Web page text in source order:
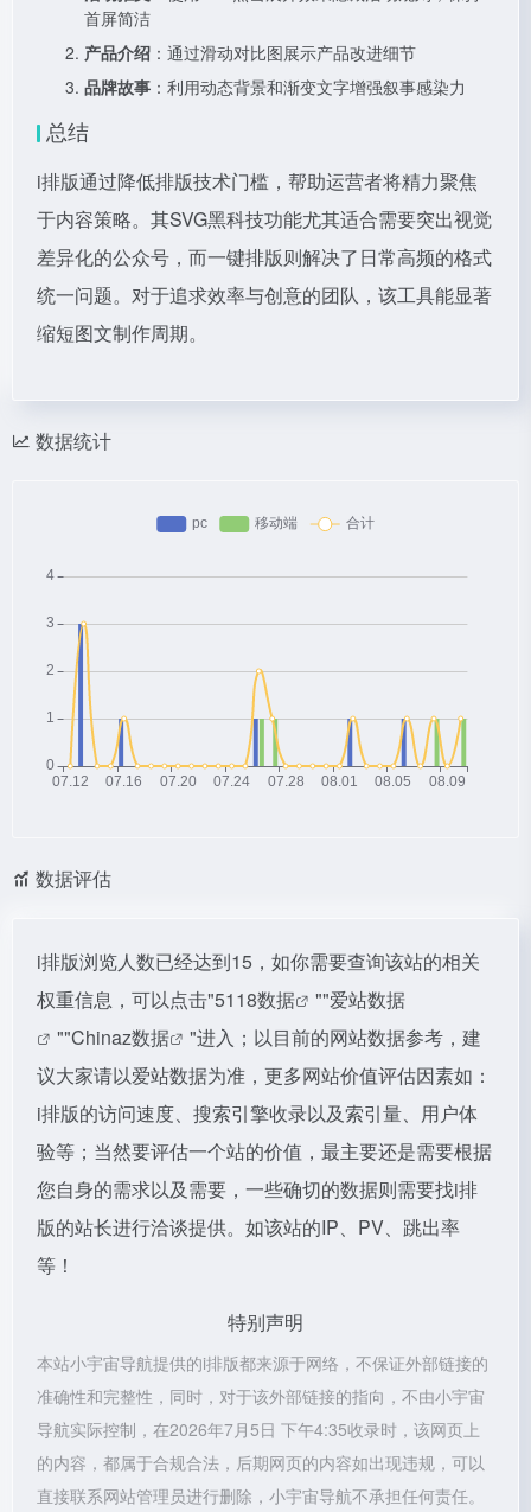
首屏简洁
产品介绍 ：通过滑动对比图展示产品改进细节
品牌故事 ：利用动态背景和渐变文字增强叙事感染力
总结
i排版通过降低排版技术门槛，帮助运营者将精力聚焦
于内容策略。其SVG黑科技功能尤其适合需要突出视觉
差异化的公众号，而一键排版则解决了日常高频的格式
统一问题。对于追求效率与创意的团队，该工具能显著
缩短图文制作周期。
数据统计
数据评估
i排版浏览人数已经达到15，如你需要查询该站的相关
权重信息，可以点击"5118数据 ""爱站数据
""Chinaz数据
"进入；以目前的网站数据参考，建
议大家请以爱站数据为准，更多网站价值评估因素如：
i排版的访问速度、搜索引擎收录以及索引量、用户体
验等；当然要评估一个站的价值，最主要还是需要根据
您自身的需求以及需要，一些确切的数据则需要找i排
版的站长进行洽谈提供。如该站的IP、PV、跳出率
等！
特别声明
本站小宇宙导航提供的i排版都来源于网络，不保证外部链接的
准确性和完整性，同时，对于该外部链接的指向，不由小宇宙
导航实际控制，在2026年7月5日 下午4:35收录时，该网页上
的内容，都属于合规合法，后期网页的内容如出现违规，可以
直接联系网站管理员进行删除，小宇宙导航不承担任何责任。